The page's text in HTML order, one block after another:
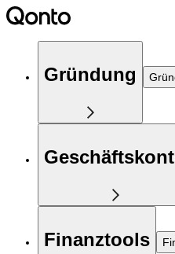
Gründung
Finanztools